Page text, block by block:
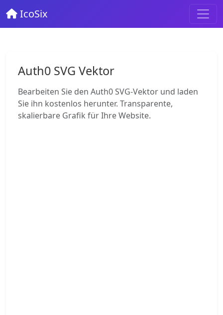
IcoSix
Auth0 SVG Vektor
Bearbeiten Sie den Auth0 SVG-Vektor und laden
Sie ihn kostenlos herunter. Transparente,
skalierbare Grafik für Ihre Website.